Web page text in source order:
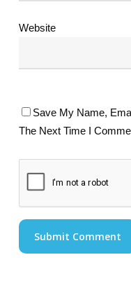
Website
Save My Name,
The Next Time I